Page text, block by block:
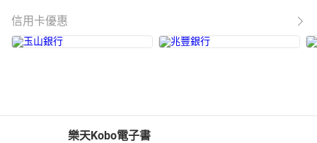
信用卡優惠
樂天Kobo電子書